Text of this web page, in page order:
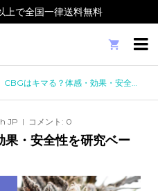
で全国一律送料無料

CBGはキマる？体感・効果・安全性を研究ベースで徹底解説！
JP コメント: 0
・安全性を研究ベー